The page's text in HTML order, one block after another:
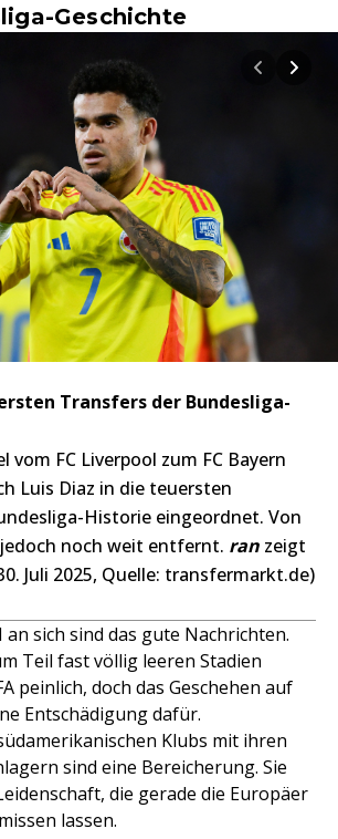
Geschichte
Transfers der Bundesliga-
vom FC Liverpool zum FC Bayern
Luis Diaz in die teuersten
Historie eingeordnet. Von
noch weit entfernt. ran zeigt
Juli 2025, Quelle: transfermarkt.de)
an sich sind das gute Nachrichten.
Teil fast völlig leeren Stadien
peinlich, doch das Geschehen auf
Entschädigung dafür.
Klubs mit ihren
sind eine Bereicherung. Sie
die gerade die Europäer
lassen.